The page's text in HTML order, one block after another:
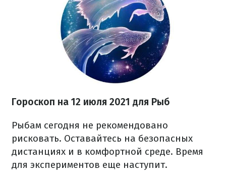
Гороскоп на 12 июля 2021 для Рыб
Рыбам сегодня не рекомендовано
рисковать. Оставайтесь на безопасных
дистанциях и в комфортной среде. Время
для экспериментов еще наступит.